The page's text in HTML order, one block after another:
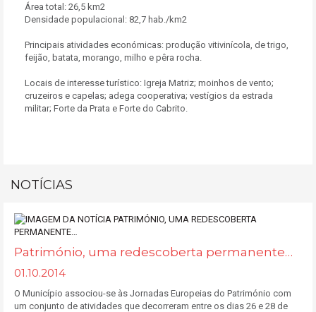
Área total: 26,5 km2
Densidade populacional: 82,7 hab./km2
Principais atividades económicas: produção vitivinícola, de trigo,
feijão, batata, morango, milho e pêra rocha.
Locais de interesse turístico: Igreja Matriz; moinhos de vento;
cruzeiros e capelas; adega cooperativa; vestígios da estrada
militar; Forte da Prata e Forte do Cabrito.
NOTÍCIAS
Património, uma redescoberta permanente…
01.10.2014
O Município associou-se às Jornadas Europeias do Património com
um conjunto de atividades que decorreram entre os dias 26 e 28 de